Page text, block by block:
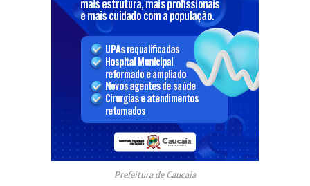
Prefeitura de Caucaia